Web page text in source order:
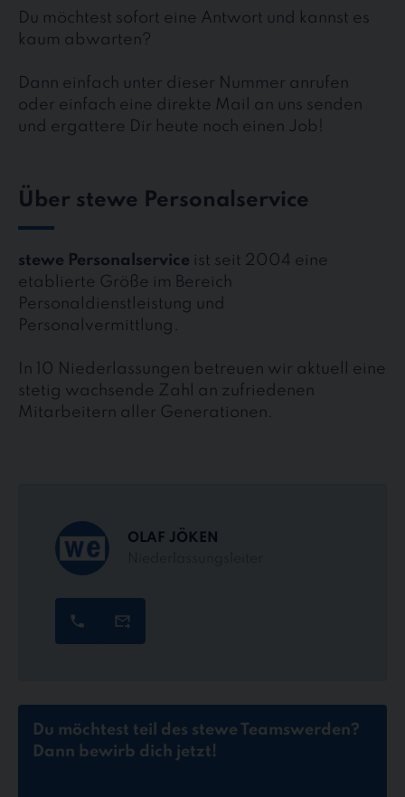
Du möchtest sofort eine Antwort und kannst es
kaum abwarten?
Dann einfach unter dieser Nummer anrufen
oder einfach eine direkte Mail an uns senden
und ergattere Dir heute noch einen Job!
Über stewe Personalservice
stewe Personalservice ist seit 2004 eine
etablierte Größe im Bereich
Personaldienstleistung und
Personalvermittlung.
In 10 Niederlassungen betreuen wir aktuell eine
stetig wachsende Zahl an zufriedenen
Mitarbeitern aller Generationen.
OLAF JÖKEN
Du möchtest teil des stewe Teamswerden?
Dann bewirb dich jetzt!